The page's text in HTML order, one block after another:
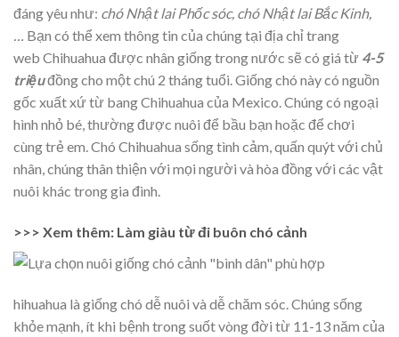
đáng yêu như: chó Nhật lai Phốc sóc, chó Nhật lai Bắc Kinh,
… Bạn có thể xem thông tin của chúng tại địa chỉ trang
web Chihuahua được nhân giống trong nước sẽ có giá từ 4-5
triệuđồng cho một chú 2 tháng tuổi. Giống chó này có nguồn
gốc xuất xứ từ bang Chihuahua của Mexico. Chúng có ngoại
hình nhỏ bé, thường được nuôi để bầu bạn hoặc để chơi
cùng trẻ em. Chó Chihuahua sống tình cảm, quấn quýt với chủ
nhân, chúng thân thiện với mọi người và hòa đồng với các vật
nuôi khác trong gia đình.
>>> Xem thêm: Làm giàu từ đi buôn chó cảnh
hihuahua là giống chó dễ nuôi và dễ chăm sóc. Chúng sống
khỏe mạnh, ít khi bệnh trong suốt vòng đời từ 11-13 năm của